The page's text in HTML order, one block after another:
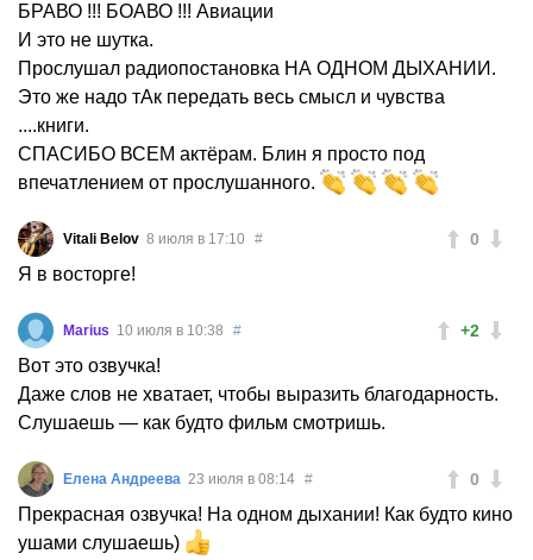
БРАВО !!! БОАВО !!! Авиации
И это не шутка.
Прослушал радиопостановка НА ОДНОМ ДЫХАНИИ.
Это же надо тАк передать весь смысл и чувства
....книги.
СПАСИБО ВСЕМ актёрам. Блин я просто под
впечатлением от прослушанного.
0
Vitali Belov 8 июля в 17:10 #
Я в восторге!
+2
Marius 10 июля в 10:38 #
Вот это озвучка!
Даже слов не хватает, чтобы выразить благодарность.
Слушаешь — как будто фильм смотришь.
0
Елена Андреева 23 июля в 08:14 #
Прекрасная озвучка! На одном дыхании! Как будто кино
ушами слушаешь)